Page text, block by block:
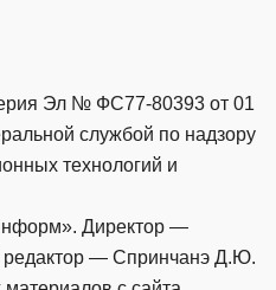
Эл № ФС77-80393 от 01
службой по надзору
технологий и
Директор —
— Спринчанэ Д.Ю.